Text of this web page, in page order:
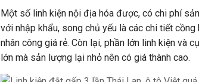
Một số linh kiện nội địa hóa được, có chi phí
với nhập khẩu, song chủ yếu là các chi tiết
nhân công giá rẻ. Còn lại, phần lớn linh kiện và
lớn mà sản lượng lại nhỏ nên có giá thành cao.